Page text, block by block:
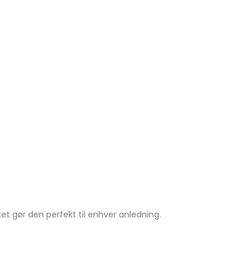
gør den perfekt til enhver anledning.